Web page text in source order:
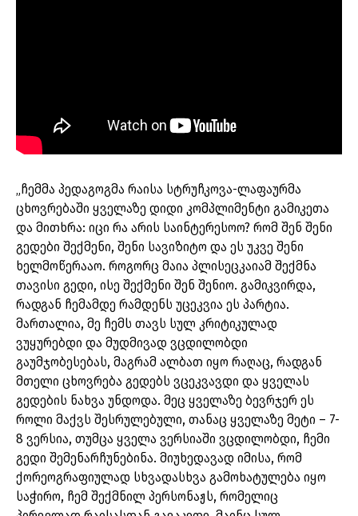
„ჩემმა პედაგოგმა რაისა სტრუჩკოვა-ლაფაურმა
ცხოვრებაში ყველაზე დიდი კომპლიმენტი გამიკეთა
და მითხრა: იცი რა არის საინტერესოო? რომ შენ შენი
გედები შექმენი, შენი სავიზიტო და ეს უკვე შენი
ხელმოწერააო. როგორც მაია პლისეცკაიამ შექმნა
თავისი გედი, ისე შექმენი შენ შენიო. გამიკვირდა,
რადგან ჩემამდე რამდენს უცეკვია ეს პარტია.
მართალია, მე ჩემს თავს სულ კრიტიკულად
ვუყურებდი და მუდმივად ვცდილობდი
გაუმჯობესებას, მაგრამ ალბათ იყო რაღაც, რადგან
მთელი ცხოვრება გედებს ვცეკვავდი და ყველას
გედების ნახვა უნდოდა. მეც ყველაზე ბევრჯერ ეს
როლი მაქვს შესრულებული, თანაც ყველაზე მეტი – 7-
8 ვერსია, თუმცა ყველა ვერსიაში ვცდილობდი, ჩემი
გედი შემენარჩუნებინა. მიუხედავად იმისა, რომ
ქორეოგრაფიულად სხვადასხვა გამოხატულება იყო
საჭირო, ჩემ შექმნილ პერსონაჟს, რომელიც